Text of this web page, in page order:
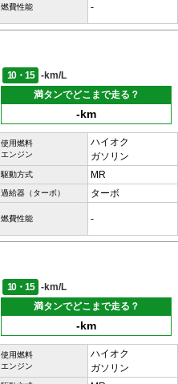
燃費性能 -
10・15
-km/L
満タンでどこまで走る？
-km
使用燃料
エンジン
ハイオク
ガソリン
駆動方式 MR
過給器（ターボ） ターボ
燃費性能 -
10・15
-km/L
満タンでどこまで走る？
-km
使用燃料
エンジン
ハイオク
ガソリン